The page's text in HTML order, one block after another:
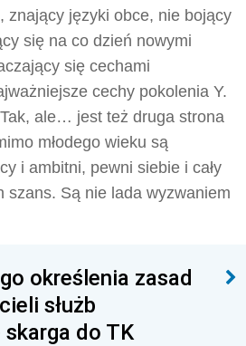
znający języki obce, nie bojący
się na co dzień nowymi
się cechami
cechy pokolenia Y.
ale… jest też druga strona
młodego wieku są
i ambitni, pewni siebie i cały
szans. Są nie lada wyzwaniem
określenia zasad
służb
do TK